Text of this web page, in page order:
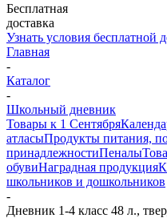
Бесплатная
доставка
Узнать условия бесплатной
Главная
-
Каталог
-
Школьный дневник
Товары к 1 Сентября
атласыПродукты питания,
принадлежностиПеналы
обувиНаградная продукция
школьников и дошкольников
-
Дневник 1-4 класс 48 л.,